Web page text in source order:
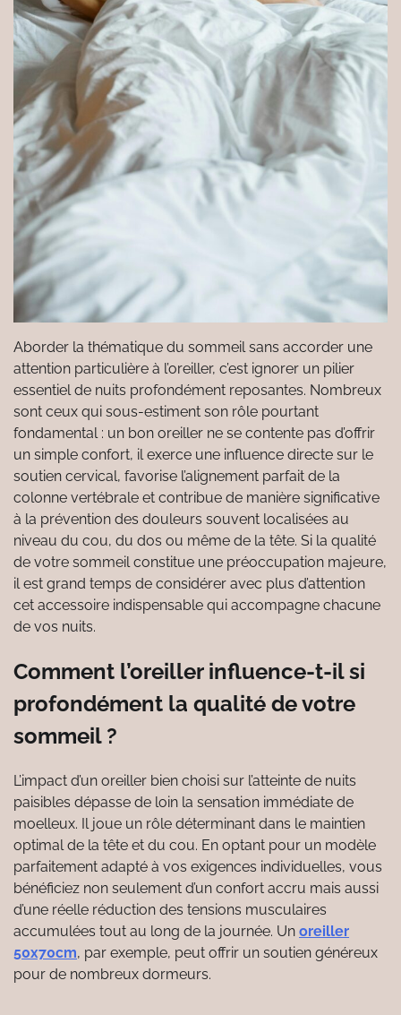
Aborder la thématique du sommeil sans accorder une
attention particulière à l’oreiller, c’est ignorer un pilier
essentiel de nuits profondément reposantes. Nombreux
sont ceux qui sous-estiment son rôle pourtant
fondamental : un bon oreiller ne se contente pas d’offrir
un simple confort, il exerce une influence directe sur le
soutien cervical, favorise l’alignement parfait de la
colonne vertébrale et contribue de manière significative
à la prévention des douleurs souvent localisées au
niveau du cou, du dos ou même de la tête. Si la qualité
de votre sommeil constitue une préoccupation majeure,
il est grand temps de considérer avec plus d’attention
cet accessoire indispensable qui accompagne chacune
de vos nuits.
Comment l’oreiller influence-t-il si
profondément la qualité de votre
sommeil ?
L’impact d’un oreiller bien choisi sur l’atteinte de nuits
paisibles dépasse de loin la sensation immédiate de
moelleux. Il joue un rôle déterminant dans le maintien
optimal de la tête et du cou. En optant pour un modèle
parfaitement adapté à vos exigences individuelles, vous
bénéficiez non seulement d’un confort accru mais aussi
d’une réelle réduction des tensions musculaires
accumulées tout au long de la journée. Un oreiller
50x70cm, par exemple, peut offrir un soutien généreux
pour de nombreux dormeurs.